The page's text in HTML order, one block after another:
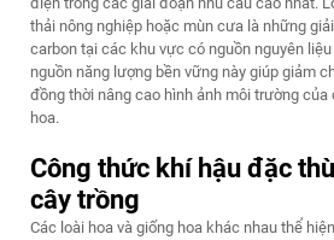
thải nông nghiệp hoặc mùn cưa là những
carbon tại các khu vực có nguồn nguyên
nguồn năng lượng bền vững này giúp giảm
đồng thời nâng cao hình ảnh môi trường
hoa.
Công thức khí hậu đặc
cây trồng
Các loài hoa và giống hoa khác nhau thể